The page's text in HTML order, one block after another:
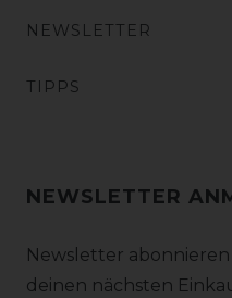
NEWSLETTER
TIPPS
NEWSLETTER
Newsletter
deinen nächsten